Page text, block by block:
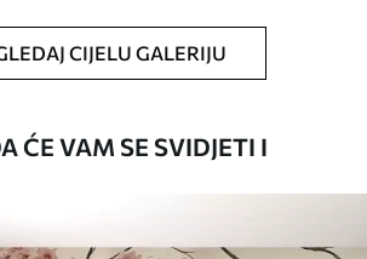
CIJELU GALERIJU
ĆE VAM SE SVIDJETI I